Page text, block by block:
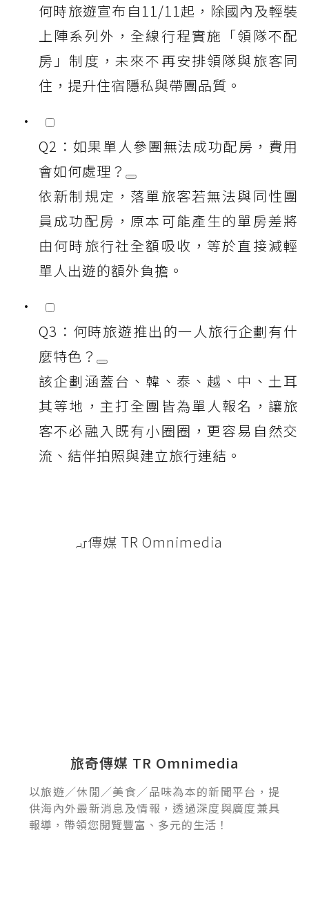
何時旅遊宣布自11/11起，除國內及輕裝
上陣系列外，全線行程實施「領隊不配
房」制度，未來不再安排領隊與旅客同
住，提升住宿隱私與帶團品質。
Q2：如果單人參團無法成功配房，費用
會如何處理？
依新制規定，落單旅客若無法與同性團
員成功配房，原本可能產生的單房差將
由何時旅行社全額吸收，等於直接減輕
單人出遊的額外負擔。
Q3：何時旅遊推出的一人旅行企劃有什
麼特色？
該企劃涵蓋台、韓、泰、越、中、土耳
其等地，主打全團皆為單人報名，讓旅
客不必融入既有小圈圈，更容易自然交
流、結伴拍照與建立旅行連結。
旅奇傳媒 TR Omnimedia
以旅遊／休閒／美食／品味為本的新聞平台，提
供海內外最新消息及情報，透過深度與廣度兼具
報導，帶領您閱覽豐富、多元的生活！